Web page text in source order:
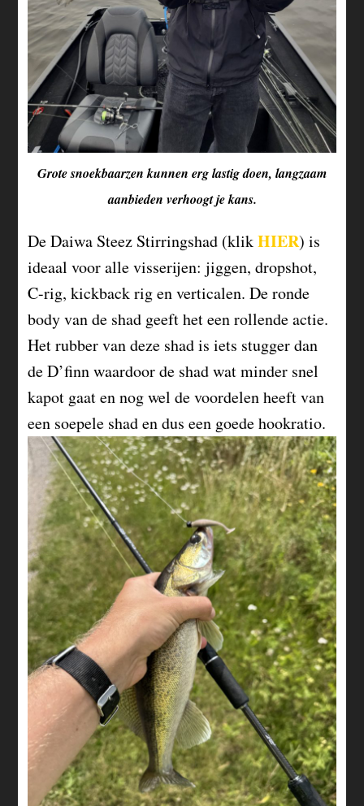
Grote snoekbaarzen kunnen erg lastig doen, langzaam
aanbieden verhoogt je kans.
De Daiwa Steez Stirringshad (klikHIER) is
ideaal voor alle visserijen: jiggen, dropshot,
C-rig, kickback rig en verticalen. De ronde
body van de shad geeft het een rollende actie.
Het rubber van deze shad is iets stugger dan
de D’finn waardoor de shad wat minder snel
kapot gaat en nog wel de voordelen heeft van
een soepele shad en dus een goede hookratio.